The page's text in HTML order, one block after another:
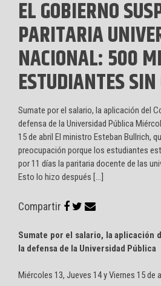
EL GOBIERNO
PARITARIA
NACIONAL: 500
ESTUDIANTES
Sumate por el salario, la aplicación del
defensa de la Universidad Pública
15 de abril El ministro Esteban Bullrich,
preocupación porque los estudiantes
por 11 días la paritaria docente de las
Esto lo hizo después […]
Compartir
Sumate por el salario, la aplicación
la defensa de la Universidad Pública
Miércoles 13, Jueves 14 y Viernes 15 de